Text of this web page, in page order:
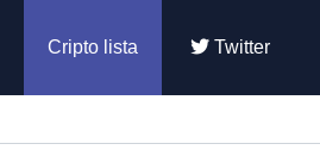
Cripto lista Twitter